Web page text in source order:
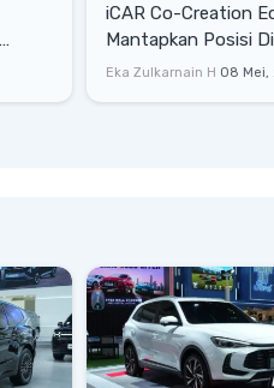
iCAR Co-Creation
Mantapkan Posisi
Gaya Hidup
Eka Zulkarnain H 08 Mei,